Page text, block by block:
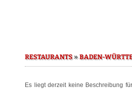
RESTAURANTS»BADEN-
Es liegt derzeit keine Beschreibung